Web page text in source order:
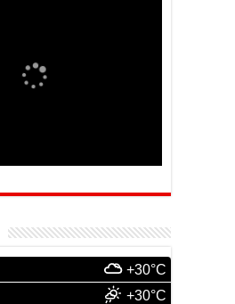
+30°C
+30°C